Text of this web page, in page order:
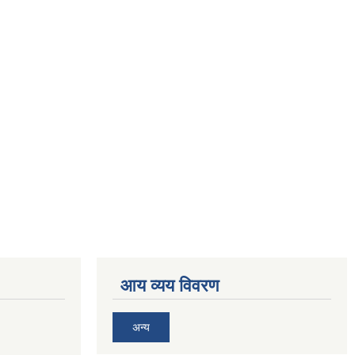
आय व्यय विवरण
अन्य